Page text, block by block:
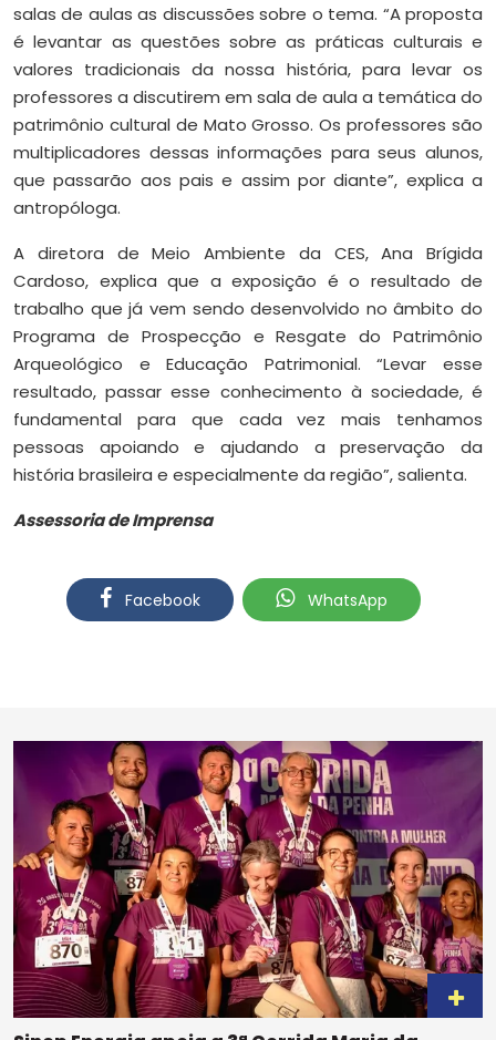
salas de aulas as discussões sobre o tema. “A proposta
é levantar as questões sobre as práticas culturais e
valores tradicionais da nossa história, para levar os
professores a discutirem em sala de aula a temática do
patrimônio cultural de Mato Grosso. Os professores são
multiplicadores dessas informações para seus alunos,
que passarão aos pais e assim por diante”, explica a
antropóloga.
A diretora de Meio Ambiente da CES, Ana Brígida
Cardoso, explica que a exposição é o resultado de
trabalho que já vem sendo desenvolvido no âmbito do
Programa de Prospecção e Resgate do Patrimônio
Arqueológico e Educação Patrimonial. “Levar esse
resultado, passar esse conhecimento à sociedade, é
fundamental para que cada vez mais tenhamos
pessoas apoiando e ajudando a preservação da
história brasileira e especialmente da região”, salienta.
Assessoria de Imprensa
Facebook WhatsApp